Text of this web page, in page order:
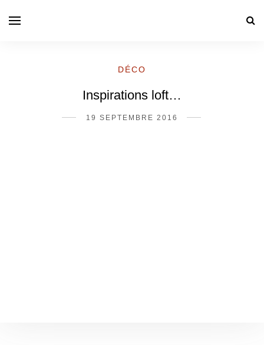
DÉCO
Inspirations loft…
19 SEPTEMBRE 2016